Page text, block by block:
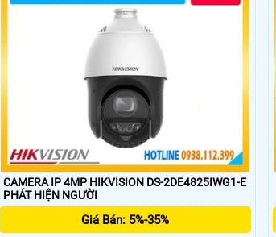
CAMERA IP 4MP HIKVISION DS-2DE4825IWG1-E
PHÁT HIỆN NGƯỜI
Giá Bán: 5%-35%